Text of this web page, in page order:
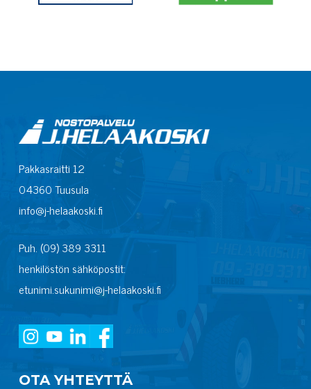
Pakkasraitti 12
04360 Tuusula
info@j-helaakoski.fi
Puh. (09) 389 3311
henkilöstön sähköpostit:
etunimi.sukunimi@j-helaakoski.fi
OTA YHTEYTTÄ